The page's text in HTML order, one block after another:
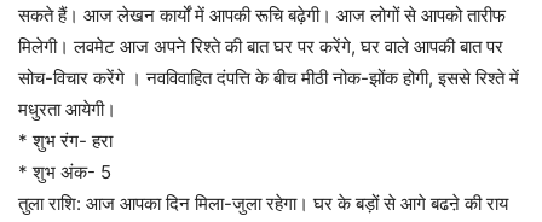
सकते हैं। आज लेखन कार्यों में आपकी रूचि बढ़ेगी। आज लोगों से आपको तारीफ
मिलेगी। लवमेट आज अपने रिश्ते की बात घर पर करेंगे, घर वाले आपकी बात पर
सोच-विचार करेंगे । नवविवाहित दंपत्ति के बीच मीठी नोक-झोंक होगी, इससे रिश्ते में
मधुरता आयेगी।
* शुभ रंग- हरा
* शुभ अंक- 5
तुला राशि: आज आपका दिन मिला-जुला रहेगा। घर के बड़ों से आगे बढऩे की राय